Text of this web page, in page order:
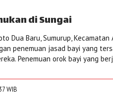
di Sungai
Dua Baru, Sumurup,
penemuan jasad bayi yang
Penemuan orok bayi yang
WIB